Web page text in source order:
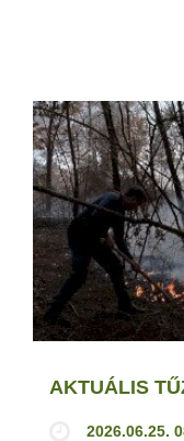
AKTUÁLIS
2026.06.25.